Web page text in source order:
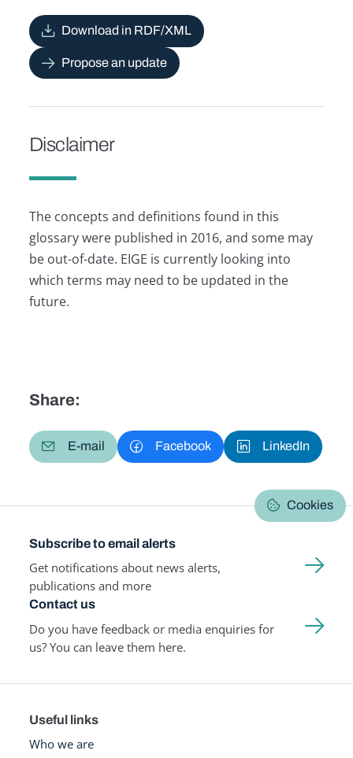
Download in RDF/XML
Propose an update
Disclaimer
The concepts and definitions found in this
glossary were published in 2016, and some may
be out-of-date. EIGE is currently looking into
which terms may need to be updated in the
future.
Share:
E-mail Facebook LinkedIn
Cookies
Subscribe to email alerts
Get notifications about news alerts,
publications and more
Contact us
Do you have feedback or media enquiries for
us? You can leave them here.
Useful links
Who we are